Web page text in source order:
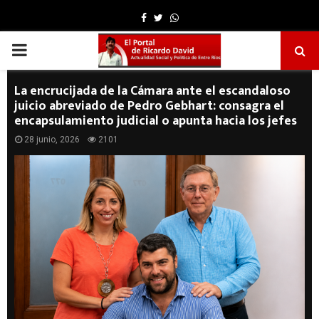
Facebook
TwitterWhatsapp
PRIMARY
MENU
La encrucijada de la Cámara ante el escandaloso
juicio abreviado de Pedro Gebhart: consagra el
encapsulamiento judicial o apunta hacia los jefes
28 junio, 2026 2101